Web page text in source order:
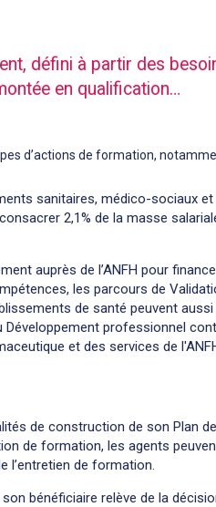
défini à partir des
en qualification…
d’actions de formation,
sanitaires, médico-sociaux
2,1% de la masse
auprès de l’ANFH pour
les parcours de
de santé peuvent
professionnel
et des services de
de construction de son Plan
de formation, les agents
l’entretien de formation.
bénéficiaire relève de la